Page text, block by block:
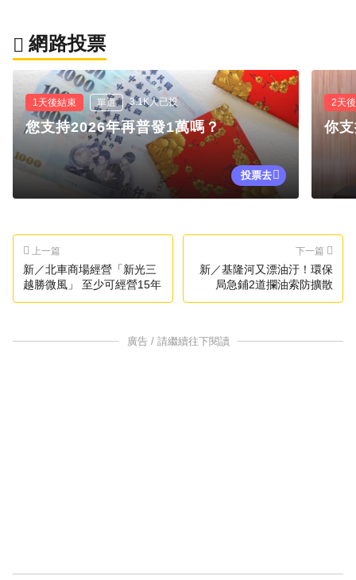
網路投票
1天後結束 單選 3.1K人已投
您支持2026年再普發1萬嗎？
投票去
2天
你
上一篇
新／北車商場經營「新光三
越勝微風」 至少可經營15年
下一篇
新／基隆河又漂油汙！環保
局急鋪2道攔油索防擴散
廣告 / 請繼續往下閱讀